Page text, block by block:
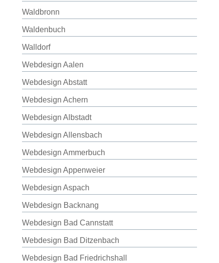
Waldbronn
Waldenbuch
Walldorf
Webdesign Aalen
Webdesign Abstatt
Webdesign Achern
Webdesign Albstadt
Webdesign Allensbach
Webdesign Ammerbuch
Webdesign Appenweier
Webdesign Aspach
Webdesign Backnang
Webdesign Bad Cannstatt
Webdesign Bad Ditzenbach
Webdesign Bad Friedrichshall